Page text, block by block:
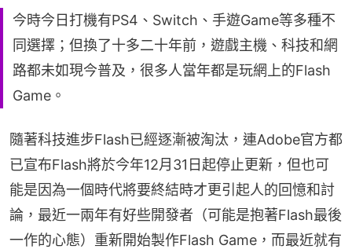
今時今日打機有PS4、Switch、手遊Game等多種不
同選擇；但換了十多二十年前，遊戲主機、科技和網
路都未如現今普及，很多人當年都是玩網上的Flash
Game。
隨著科技進步Flash已經逐漸被淘汰，連Adobe官方都
已宣布Flash將於今年12月31日起停止更新，但也可
能是因為一個時代將要終結時才更引起人的回憶和討
論，最近一兩年有好些開發者（可能是抱著Flash最後
一作的心態）重新開始製作Flash Game，而最近就有